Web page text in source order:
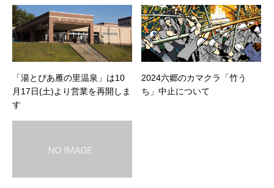
「湯とぴあ雁の里温泉」は10
月17日(土)より営業を再開しま
す
2024六郷のカマクラ「竹う
ち」中止について